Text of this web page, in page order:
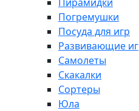
Погремушки
Посуда для игр
Развивающие
Самолеты
Скакалки
Сортеры
Юла